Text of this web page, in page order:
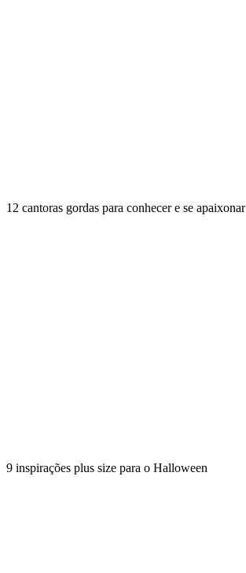
12 cantoras gordas para conhecer e se apaixonar
9 inspirações plus size para o Halloween